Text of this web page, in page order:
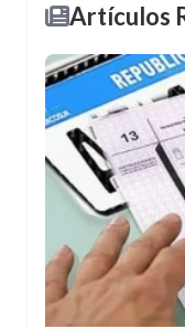
Artículos